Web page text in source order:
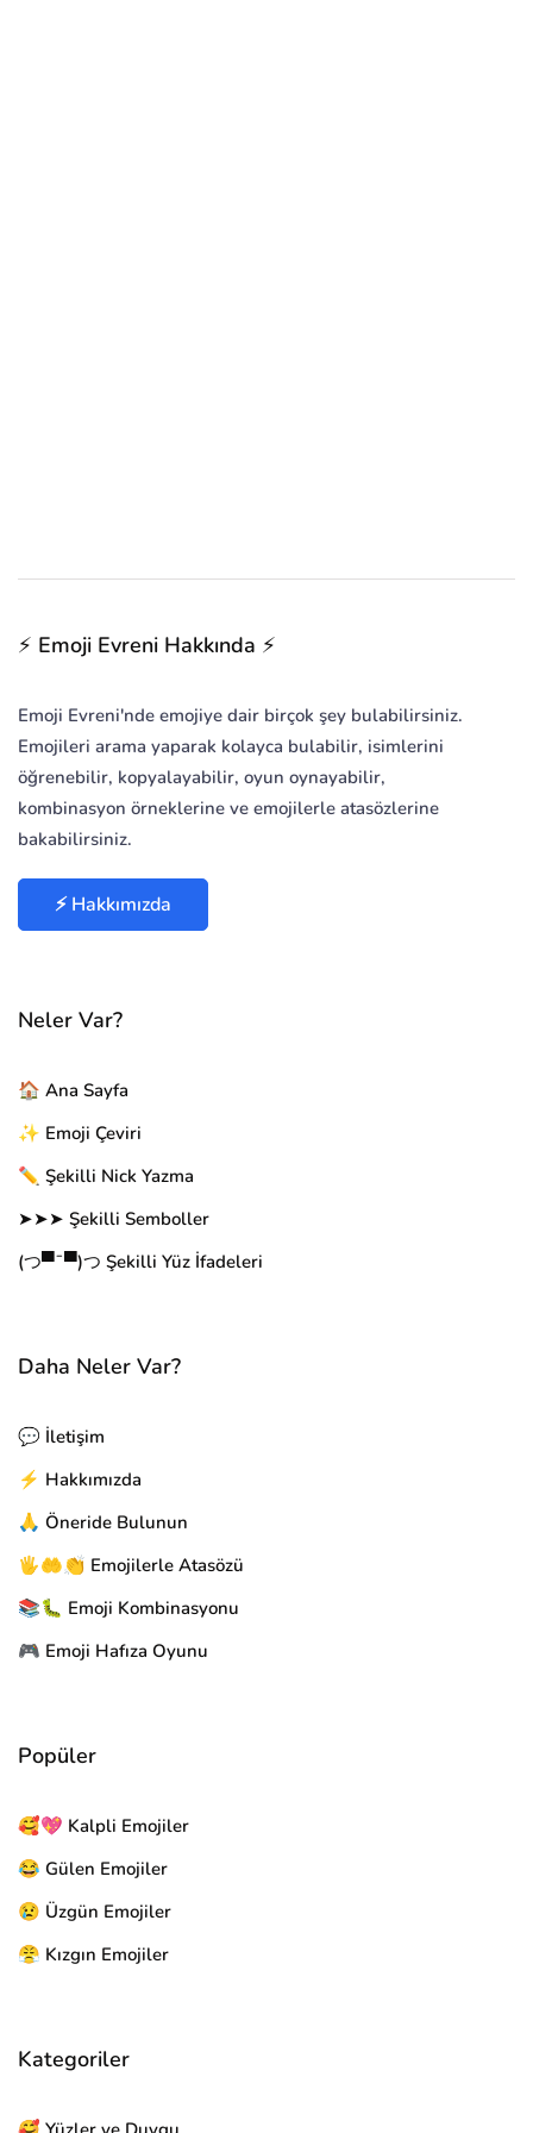
⚡ Emoji Evreni Hakkında ⚡
Emoji Evreni'nde emojiye dair birçok şey bulabilirsiniz.
Emojileri arama yaparak kolayca bulabilir, isimlerini
öğrenebilir, kopyalayabilir, oyun oynayabilir,
kombinasyon örneklerine ve emojilerle atasözlerine
bakabilirsiniz.
⚡ Hakkımızda
Neler Var?
🏠 Ana Sayfa
✨ Emoji Çeviri
✏️ Şekilli Nick Yazma
➤➤➤ Şekilli Semboller
(つ▀¯▀)つ Şekilli Yüz İfadeleri
Daha Neler Var?
💬 İletişim
⚡ Hakkımızda
🙏 Öneride Bulunun
🖐🤲👏 Emojilerle Atasözü
📚🐛 Emoji Kombinasyonu
🎮 Emoji Hafıza Oyunu
Popüler
🥰💖 Kalpli Emojiler
😂 Gülen Emojiler
😢 Üzgün Emojiler
😤 Kızgın Emojiler
Kategoriler